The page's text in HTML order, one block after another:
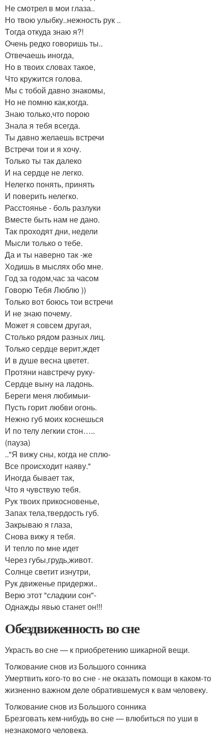
Не смотрел в мои глаза..
Но твою улыбку..нежность рук ..
Tогда откуда знаю я?!
Очень редко говоришь ты..
Отвечаешь иногда,
Но в твоих словах такое,
Что кружится голова.
Мы с тобой давно знакомы,
Но не помню как,когда.
Знаю только,что порою
Знала я тебя всегда.
Ты давно желаешь встречи
Встречи тои и я хочу.
Только ты так далеко
И на сердце не легко.
Нелегко понять, принять
И поверить нелегко.
Расстоянье - боль разлуки
Вместе быть нам не дано.
Так проходят дни, недели
Мысли только о тебе.
Да и ты наверно так -же
Ходишь в мыслях обо мне.
Год за годом,час за часом
Говорю Тебя Люблю ))
Только вот боюсь тои встречи
И не знаю почему.
Может я совсем другая,
Столько рядом разных лиц.
Только сердце верит,ждет
И в душе весна цветет.
Протяни навстречу руку-
Сердце выну на ладонь.
Береги меня любимыи-
Пусть горит любви огонь.
Нежно губ моих коснешься
И по телу легкии стон…..
(пауза)
.."Я вижу сны, когда не сплю-
Все происходит наяву."
Иногда бывает так,
Что я чувствую тебя.
Рук твоих прикосновенье,
Запах тела,твердость губ.
Закрываю я глаза,
Снова вижу я тебя.
И тепло по мне идет
Через губы,грудь,живот.
Солнце светит изнутри,
Рук движенье придержи..
Верю этот "сладкии сон"-
Однажды явью станет он!!!
Обездвиженность во сне
Украсть во сне — к приобретению шикарной вещи.
Толкование снов из Большого сонника
Умертвить кого-то во сне - не оказать помощи в каком-то
жизненно важном деле обратившемуся к вам человеку.
Толкование снов из Большого сонника
Брезговать кем-нибудь во сне — влюбиться по уши в
незнакомого человека.